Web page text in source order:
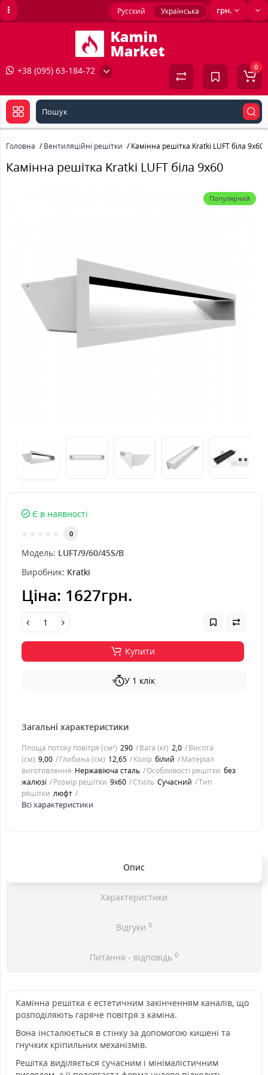
грн.
Русский Українська
+38 (095) 63-184-72 0
Головна Вентиляційні решітки Камінна решітка Kratki LUFT біла 9x60
Камінна решітка Kratki LUFT біла 9x60
Популярний
Є в наявності
0
Модель: LUFT/9/60/45S/B
Виробник: Kratki
Ціна: 1627грн.
Купити
У 1 клік
Загальні характеристики
Площа потоку повітря (см²) 290 Вага (кг) 2,0
Висота
(см) 9,00 Глибина (см) 12,65 Колір білий
Матеріал
виготовлення Нержавіюча сталь Особливості решітки без
жалюзі
Розмір решітки 9x60 Стиль Cучасний
Тип
решітки люфт
Всі характеристики
Опис
Характеристики
Відгуки 0
Питання - відповідь 0
Камінна решітка є естетичним закінченням каналів, що
розподіляють гаряче повітря з каміна.
Вона інсталюється в стінку за допомогою кишені та
гнучких кріпильних механізмів.
Решітка виділяється сучасним і мінімалістичним